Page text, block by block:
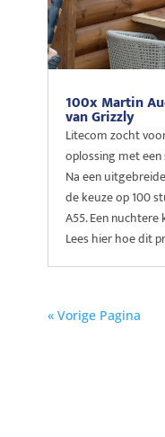
100x Martin
van Grizzly
Litecom zocht
oplossing met
Na een
de keuze op 100
A55. Een
Lees hier hoe dit
« Vorige Pagina